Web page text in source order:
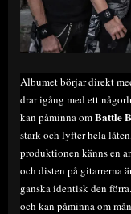
Albumet börjar direkt
drar igång med ett
kan påminna omBattle
stark och lyfter hela
produktionen känns en
och disten på gitarrerna
ganska identisk den
och kan påminna om